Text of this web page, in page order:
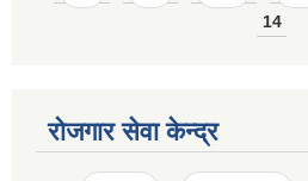
14
रोजगार सेवा केन्द्र